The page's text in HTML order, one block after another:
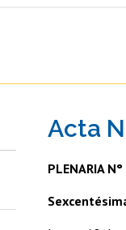
Acta
PLENARIA